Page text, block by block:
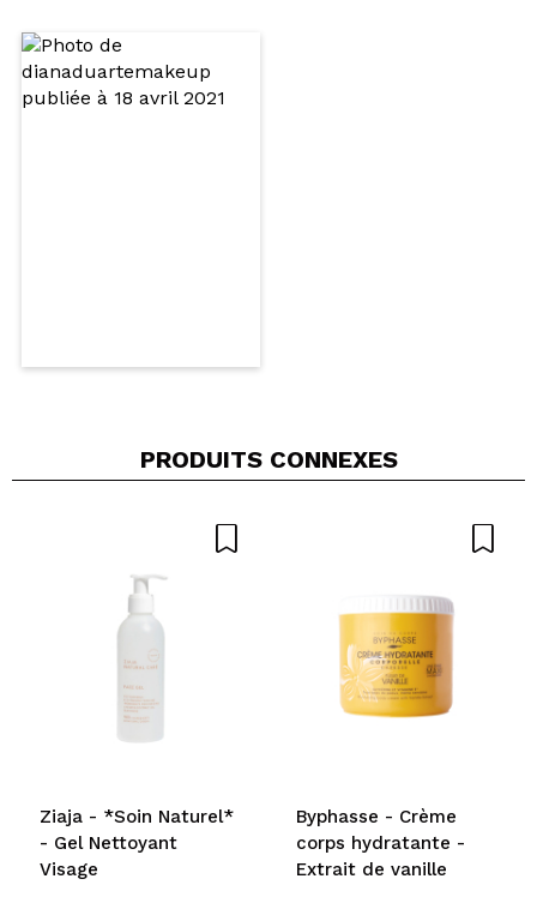
Partager une vidéo ou une photo
PRODUITS CONNEXES
Ziaja - *Soin Naturel*
- Gel Nettoyant
Visage
Byphasse - Crème
corps hydratante -
Extrait de vanille